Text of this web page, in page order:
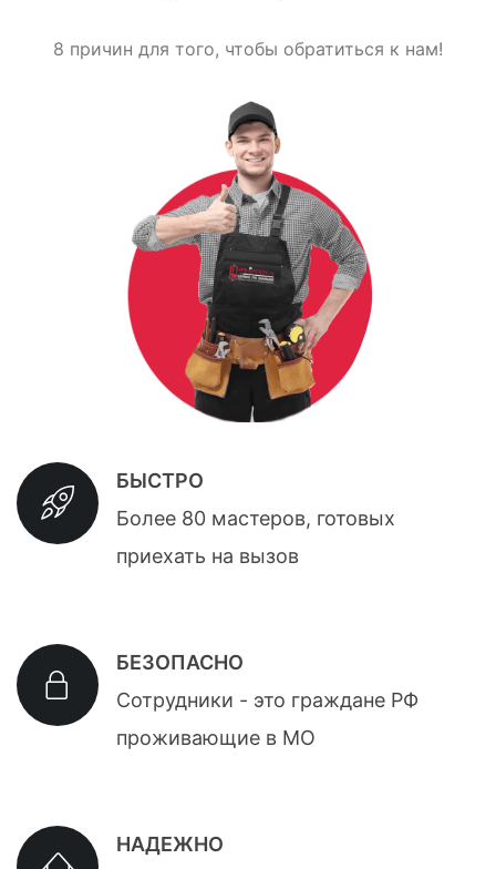
8 причин для того, чтобы обратиться к нам!
БЫСТРО
Более 80 мастеров, готовых
приехать на вызов
БЕЗОПАСНО
Сотрудники - это граждане РФ
проживающие в МО
НАДЕЖНО